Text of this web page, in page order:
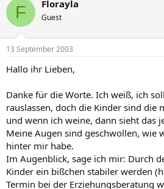
F Florayla
Guest
13 September 2003
Hallo ihr Lieben,
Danke für die Worte. Ich weiß, ich
rauslassen, doch die Kinder sind die
und wenn ich weine, dann sieht das
Meine Augen sind geschwollen, wie
hinter mir habe.
Im Augenblick, sage ich mir: Durch
Kinder ein bißchen stabiler werden
Termin bei der Erziehungsberatung